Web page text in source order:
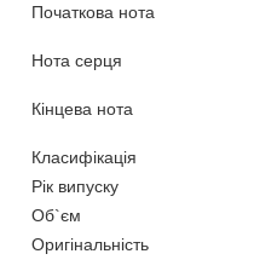
Початкова нота
Нота серця
Кінцева нота
Класифікація
Рік випуску
Об`єм
Оригінальність